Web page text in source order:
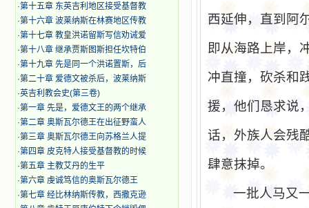
·第十五章 东英吉利地区接受基督教
·第十六章 波莱纳斯在林赛地区传教
·第十七章 教皇洪诺留斯写信劝诫爱
·第十八章 继承贾斯图斯担任坎特伯
·第十九章 先是同一个洪诺置斯，后
·第二十章 爱德文被杀后，波莱纳斯
·英吉利教会史(第三卷)
·第一章 先是，爱德文王的两个继承
·第二章 奥斯瓦尔德王在出征野蛮人
·第三章 奥斯瓦尔德王向苏格兰人提
·第四章 皮克特人接受基督教的时候
·第五章 主教艾丹的生平
·第六章 虔诚笃信的奥斯瓦尔德王
·第七章 经比林纳斯传教，西撒克逊
西延伸，直到阿
即从海路上岸，
冲直撞，砍杀和
援，他们恳求说
话，外族人会残
肆意抹掉。
一批人马又